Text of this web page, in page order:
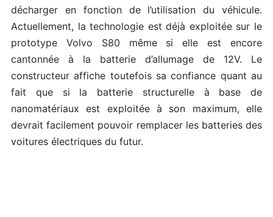
décharger en fonction de l’utilisation du véhicule.
Actuellement, la technologie est déjà exploitée sur le
prototype Volvo S80 même si elle est encore
cantonnée à la batterie d’allumage de 12V. Le
constructeur affiche toutefois sa confiance quant au
fait que si la batterie structurelle à base de
nanomatériaux est exploitée à son maximum, elle
devrait facilement pouvoir remplacer les batteries des
voitures électriques du futur.